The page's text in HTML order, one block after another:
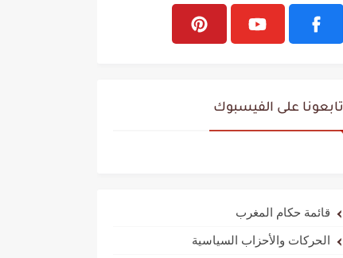
تابعونا على الفيسبوك
قائمة حكام المغرب
الحركات والأحزاب السياسية